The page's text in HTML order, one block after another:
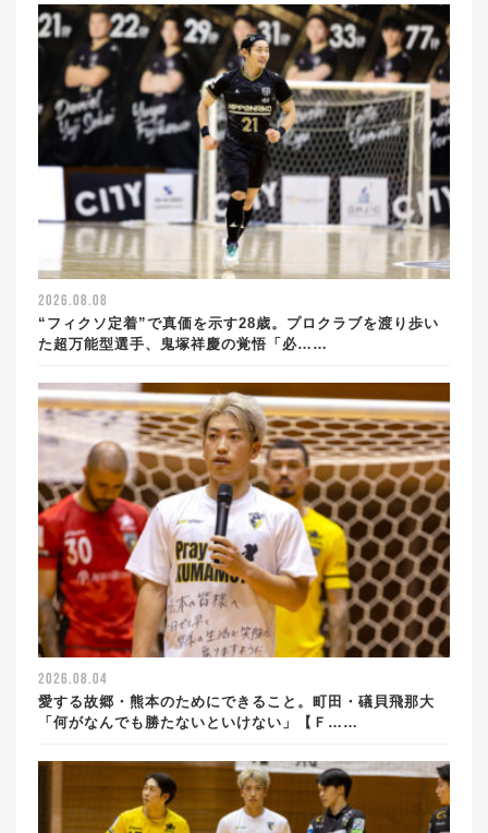
2026.08.08
“フィクソ定着”で真価を示す28歳。プロクラブを渡り歩い
た超万能型選手、鬼塚祥慶の覚悟「必……
2026.08.04
愛する故郷・熊本のためにできること。町田・礒貝飛那大
「何がなんでも勝たないといけない」【Ｆ……